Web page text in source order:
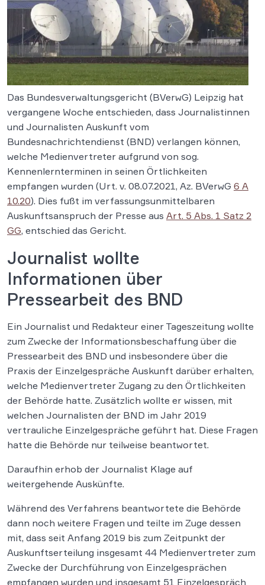
Das Bundesverwaltungsgericht (BVerwG) Leipzig hat
vergangene Woche entschieden, dass Journalistinnen
und Journalisten Auskunft vom
Bundesnachrichtendienst (BND) verlangen können,
welche Medienvertreter aufgrund von sog.
Kennenlernterminen in seinen Örtlichkeiten
empfangen wurden (Urt. v. 08.07.2021, Az. BVerwG 6 A
10.20). Dies fußt im verfassungsunmittelbaren
Auskunftsanspruch der Presse aus Art. 5 Abs. 1 Satz 2
GG, entschied das Gericht.
Journalist wollte
Informationen über
Pressearbeit des BND
Ein Journalist und Redakteur einer Tageszeitung wollte
zum Zwecke der Informationsbeschaffung über die
Pressearbeit des BND und insbesondere über die
Praxis der Einzelgespräche Auskunft darüber erhalten,
welche Medienvertreter Zugang zu den Örtlichkeiten
der Behörde hatte. Zusätzlich wollte er wissen, mit
welchen Journalisten der BND im Jahr 2019
vertrauliche Einzelgespräche geführt hat. Diese Fragen
hatte die Behörde nur teilweise beantwortet.
Daraufhin erhob der Journalist Klage auf
weitergehende Auskünfte.
Während des Verfahrens beantwortete die Behörde
dann noch weitere Fragen und teilte im Zuge dessen
mit, dass seit Anfang 2019 bis zum Zeitpunkt der
Auskunftserteilung insgesamt 44 Medienvertreter zum
Zwecke der Durchführung von Einzelgesprächen
empfangen wurden und insgesamt 51 Einzelgespräch